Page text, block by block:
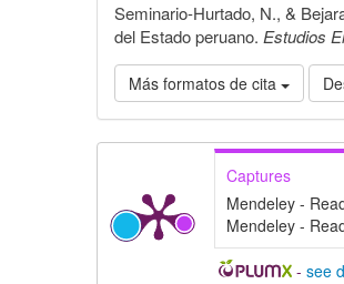
Seminario-Hurtado, N., &
del Estado peruano. Estudios
Más formatos de cita
Captures
Mendeley -
Mendeley -
- see